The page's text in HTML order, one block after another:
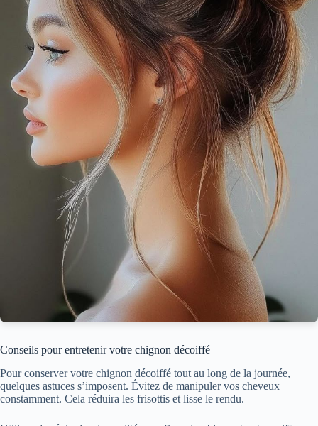
Conseils pour entretenir votre chignon décoiffé
Pour conserver votre chignon décoiffé tout au long de la journée,
quelques astuces s’imposent. Évitez de manipuler vos cheveux
constamment. Cela réduira les frisottis et lisse le rendu.